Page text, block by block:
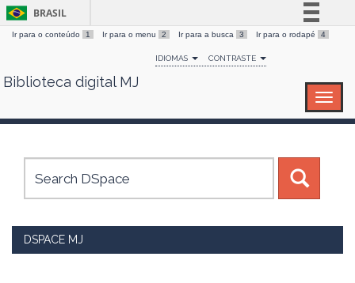
Skip
BRASIL
Simplifique!
Comunica BR
Canais
Ir para o conteúdo 1 Ir para o menu 2 Ir para a busca 3 Ir para o rodapé 4
IDIOMAS CONTRASTE
Biblioteca digital MJ
DSPACE MJ